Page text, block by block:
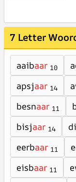
7 Letter
aaibaar 10
apsjaar 14
besnaar 11
bisjaar 14
eerbaar 11
eisbaar 11